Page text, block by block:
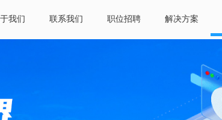
我们 联系我们 职位招聘 解决方案